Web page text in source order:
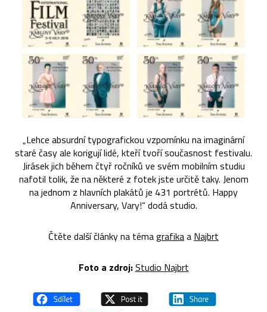
„Lehce absurdní typografickou vzpomínku na imaginární
staré časy ale korigují lidé, kteří tvoří současnost festivalu.
Jirásek jich během čtyř ročníků ve svém mobilním studiu
nafotil tolik, že na některé z fotek jste určitě taky. Jenom
na jednom z hlavních plakátů je 431 portrétů. Happy
Anniversary, Vary!“ dodá studio.
Čtěte další články na témagrafikaa Najbrt
Foto a zdroj:Studio Najbrt